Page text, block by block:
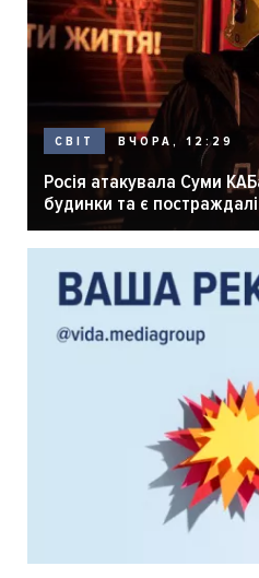
СВІТ ВЧОРА, 12:29
Росія атакувала Суми
будинки та є постраждалі